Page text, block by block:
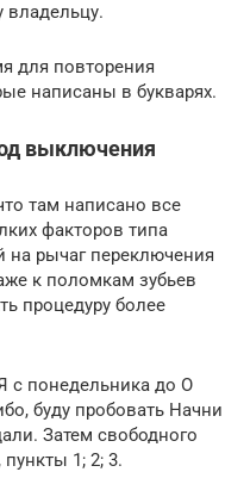
владельцу.
для повторения
написаны в букварях.
выключения
там написано все
факторов типа
на рычаг переключения
к поломкам зубьев
процедуру более
с понедельника до О
буду пробовать Начни
Затем свободного
1; 2; 3.